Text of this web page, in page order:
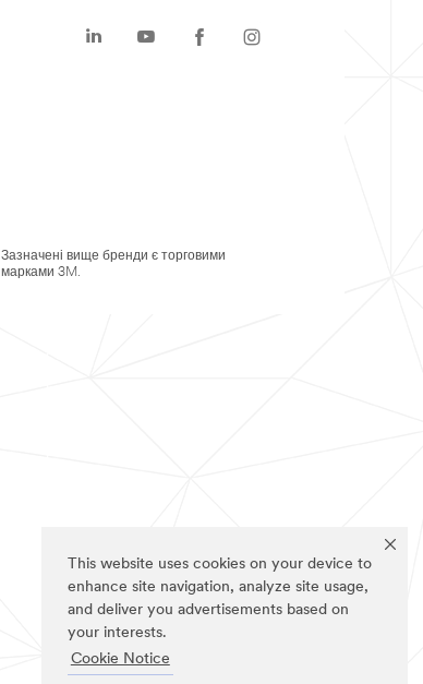
This website uses cookies on your device to
enhance site navigation, analyze site usage,
and deliver you advertisements based on
your interests.
Cookie Notice
Зазначені вище бренди є торговими
марками 3M.